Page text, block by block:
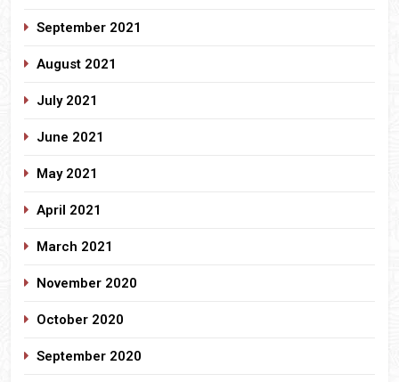
September 2021
August 2021
July 2021
June 2021
May 2021
April 2021
March 2021
November 2020
October 2020
September 2020